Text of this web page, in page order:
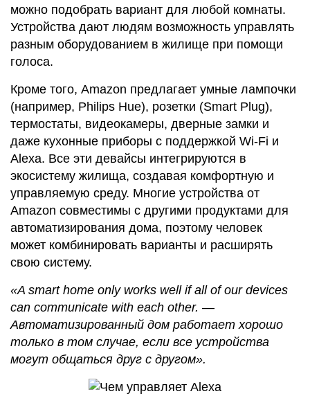
можно подобрать вариант для любой комнаты.
Устройства дают людям возможность управлять
разным оборудованием в жилище при помощи
голоса.
Кроме того, Amazon предлагает умные лампочки
(например, Philips Hue), розетки (Smart Plug),
термостаты, видеокамеры, дверные замки и
даже кухонные приборы с поддержкой Wi-Fi и
Alexa. Все эти девайсы интегрируются в
экосистему жилища, создавая комфортную и
управляемую среду. Многие устройства от
Amazon совместимы с другими продуктами для
автоматизирования дома, поэтому человек
может комбинировать варианты и расширять
свою систему.
«A smart home only works well if all of our devices
can communicate with each other. —
Автоматизированный дом работает хорошо
только в том случае, если все устройства
могут общаться друг с другом».